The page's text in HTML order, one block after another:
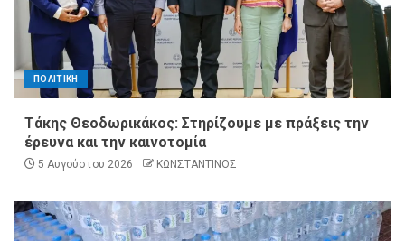
ΠΟΛΙΤΙΚΗ
Τάκης Θεοδωρικάκος: Στηρίζουμε με πράξεις την
έρευνα και την καινοτομία
5 Αυγούστου 2026 ΚΩΝΣΤΑΝΤΙΝΟΣ